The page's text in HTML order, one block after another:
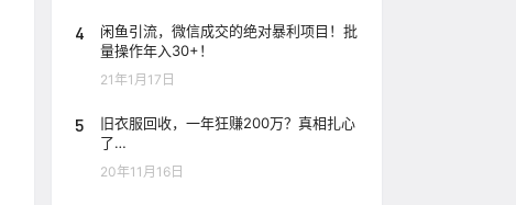
4
闲鱼引流，微信成交的绝对暴利项目！批
量操作年入30+！
21年1月17日
5
旧衣服回收，一年狂赚200万？真相扎心
了…
20年11月16日